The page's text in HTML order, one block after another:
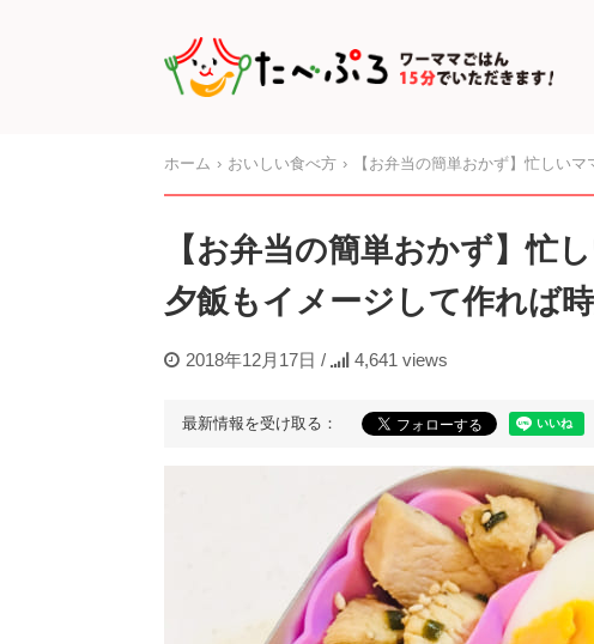
ホーム おいしい食べ方 【お弁当の簡単おかず】忙しい
【お弁当の簡単おかず】忙
夕飯もイメージして作れば
2018年12月17日 / 4,641 views
最新情報を受け取る：